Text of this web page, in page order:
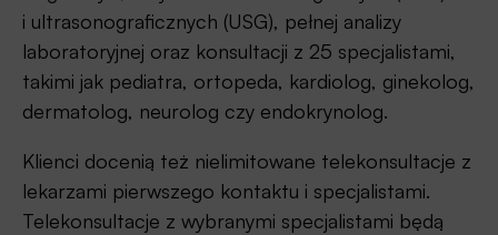
i ultrasonograficznych (USG), pełnej analizy
laboratoryjnej oraz konsultacji z 25 specjalistami,
takimi jak pediatra, ortopeda, kardiolog, ginekolog,
dermatolog, neurolog czy endokrynolog.
Klienci docenią też nielimitowane telekonsultacje z
lekarzami pierwszego kontaktu i specjalistami.
Telekonsultacje z wybranymi specjalistami będą